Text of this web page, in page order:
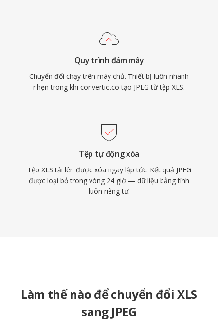
Quy trình đám mây
Chuyển đổi chạy trên máy chủ. Thiết bị luôn nhanh
nhẹn trong khi convertio.co tạo JPEG từ tệp XLS.
Tệp tự động xóa
Tệp XLS tải lên được xóa ngay lập tức. Kết quả JPEG
được loại bỏ trong vòng 24 giờ — dữ liệu bảng tính
luôn riêng tư.
Làm thế nào để chuyển đổi XLS
sang JPEG